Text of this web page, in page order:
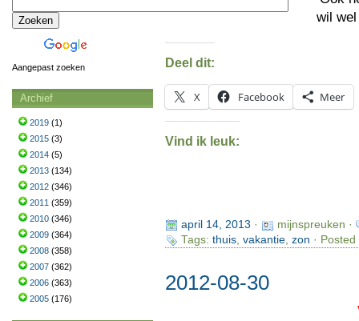
wil
Deel dit:
X Facebook Meer
Vind ik leuk:
april 14, 2013 ·
mijnspreuken ·
Tags: thuis, vakantie, zon ·
2012-08-30
Aangepast zoeken
Archief
2019 (1)
2015 (3)
2014 (5)
2013 (134)
2012 (346)
2011 (359)
2010 (346)
2009 (364)
2008 (358)
2007 (362)
2006 (363)
2005 (176)